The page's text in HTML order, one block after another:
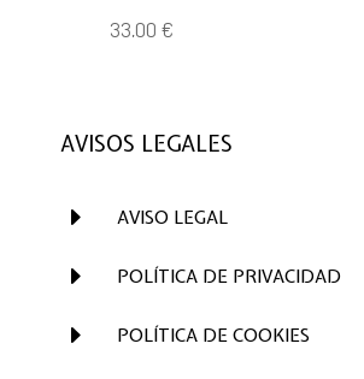
33,00€
AVISOS LEGALES
E AVISO LEGAL
E POLÍTICA DE PRIVACIDAD
E POLÍTICA DE COOKIES